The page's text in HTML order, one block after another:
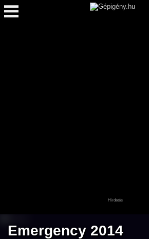
Emergency 2014